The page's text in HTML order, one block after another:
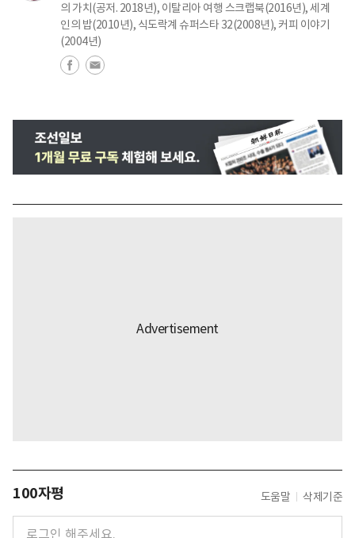
의 가치(공저. 2018년), 이탈리아 여행 스크랩북(2016년), 세계
인의 밥(2010년), 식도락계 슈퍼스타 32(2008년), 커피 이야기
(2004년)
100자평 도움말 삭제기준